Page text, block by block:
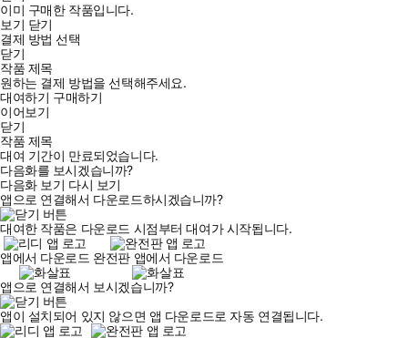
이미 구매한 작품입니다.
보기 닫기
결제 방법 선택
닫기
작품 제목
원하는 결제 방법을 선택해주세요.
대여하기 구매하기
이어보기
닫기
작품 제목
대여 기간이 만료되었습니다.
다음화를 보시겠습니까?
다음화 보기 다시 보기
앱으로 연결해서 다운로드하시겠습니까?
대여한 작품은 다운로드 시점부터 대여가 시작됩니다.
앱에서 다운로드 완전판 앱에서 다운로드
앱으로 연결해서 보시겠습니까?
앱이 설치되어 있지 않으면 앱 다운로드로 자동 연결됩니다.